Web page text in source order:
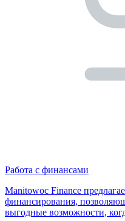
Работа с финансами
Manitowoc Finance
финансирования,
выгодные возможности,